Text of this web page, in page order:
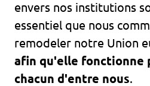
envers nos institutions
essentiel que nous
remodeler notre Union
afin qu'elle fonctionne
chacun d'entre nous.